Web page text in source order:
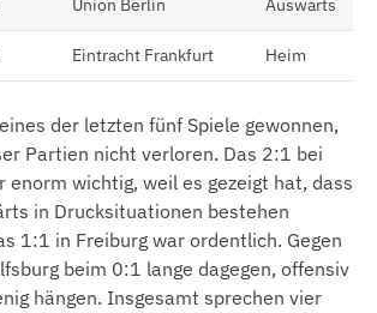
Union Berlin Auswärts
Eintracht Frankfurt Heim
der letzten fünf Spiele gewonnen,
Partien nicht verloren. Das 2:1 bei
enorm wichtig, weil es gezeigt hat, dass
in Drucksituationen bestehen
1:1 in Freiburg war ordentlich. Gegen
beim 0:1 lange dagegen, offensiv
hängen. Insgesamt sprechen vier